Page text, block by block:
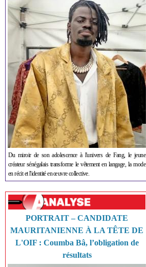
Du miroir de son adolescence à l'univers de Fang, le jeune
créateur sénégalais transforme le vêtement en langage, la mode
en récit et l'identité en œuvre collective.
PORTRAIT – CANDIDATE
MAURITANIENNE À LA TÊTE DE
L'OIF : Coumba Bâ, l’obligation de
résultats